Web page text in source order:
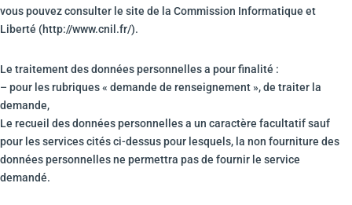
vous pouvez consulter le site de la Commission Informatique et
Liberté (http://www.cnil.fr/).
Le traitement des données personnelles a pour finalité :
– pour les rubriques « demande de renseignement », de traiter la
demande,
Le recueil des données personnelles a un caractère facultatif sauf
pour les services cités ci-dessus pour lesquels, la non fourniture des
données personnelles ne permettra pas de fournir le service
demandé.